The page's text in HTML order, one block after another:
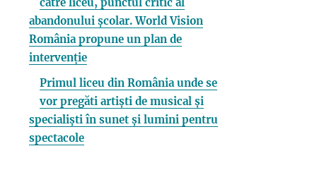
abandonului școlar. World Vision
România propune un plan de
intervenție
Primul liceu din România unde se
vor pregăti artiști de musical și
specialiști în sunet și lumini pentru
spectacole